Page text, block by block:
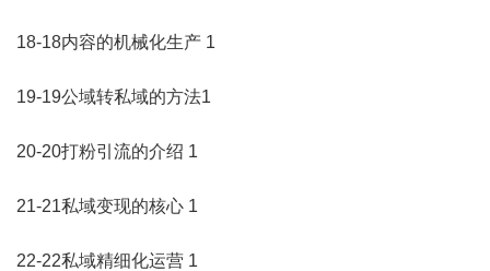
18-18内容的机械化生产 1
19-19公域转私域的方法1
20-20打粉引流的介绍 1
21-21私域变现的核心 1
22-22私域精细化运营 1